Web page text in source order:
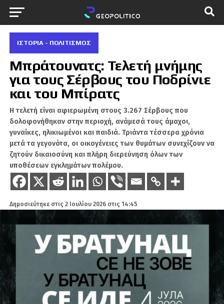
ΙΣΤΟΡΊΑ - ΠΟΛΙΤΙΣΜΌΣ
Μπράτουνατς: Τελετή μνήμης
για τους Σέρβους του Ποδρίνιε
και του Μπίρατς
Η τελετή είναι αφιερωμένη στους 3.267 Σέρβους που
δολοφονήθηκαν στην περιοχή, ανάμεσά τους άμαχοι,
γυναίκες, ηλικιωμένοι και παιδιά. Τριάντα τέσσερα χρόνια
μετά τα γεγονότα, οι οικογένειες των θυμάτων συνεχίζουν να
ζητούν δικαιοσύνη και πλήρη διερεύνηση όλων των
υποθέσεων εγκλημάτων πολέμου.
Δημοσιεύτηκε στις 2 Ιουλίου 2026 στις 14:45